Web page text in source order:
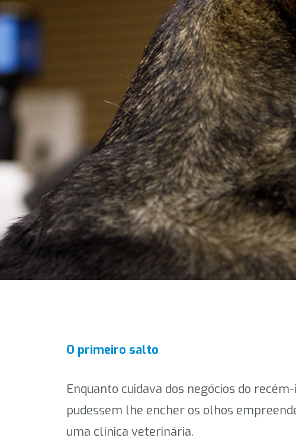
O primeiro salto
Enquanto cuidava dos negócios do
pudessem lhe encher os olhos
uma clínica veterinária.